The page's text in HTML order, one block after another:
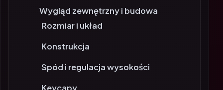
Wygląd zewnętrzny i budowa
Rozmiar i układ
Konstrukcja
Spód i regulacja wysokości
Keycapy